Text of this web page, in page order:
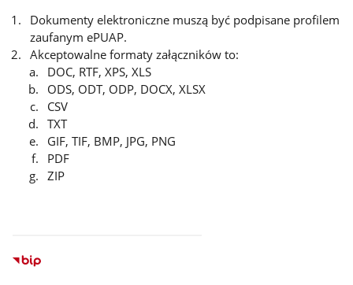
Dokumenty elektroniczne muszą być podpisane profilem
zaufanym ePUAP.
Akceptowalne formaty załączników to:
DOC, RTF, XPS, XLS
ODS, ODT, ODP, DOCX, XLSX
CSV
TXT
GIF, TIF, BMP, JPG, PNG
PDF
ZIP